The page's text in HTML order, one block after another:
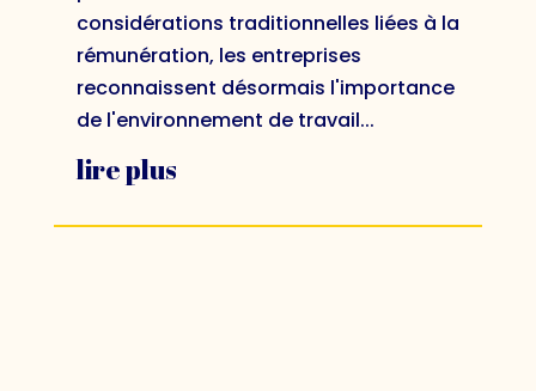
considérations traditionnelles liées à la
rémunération, les entreprises
reconnaissent désormais l'importance
de l'environnement de travail...
lire plus